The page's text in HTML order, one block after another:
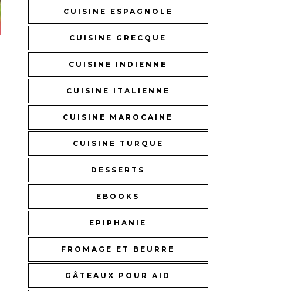
CUISINE ESPAGNOLE
CUISINE GRECQUE
CUISINE INDIENNE
CUISINE ITALIENNE
CUISINE MAROCAINE
CUISINE TURQUE
DESSERTS
EBOOKS
EPIPHANIE
FROMAGE ET BEURRE
GÂTEAUX POUR AID